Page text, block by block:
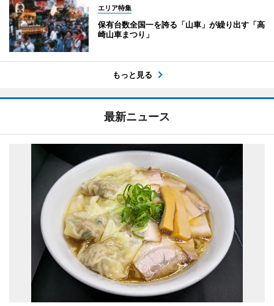
エリア特集
保有台数全国一を誇る「山車」が繰り出す「高
崎山車まつり」
もっと見る
最新ニュース